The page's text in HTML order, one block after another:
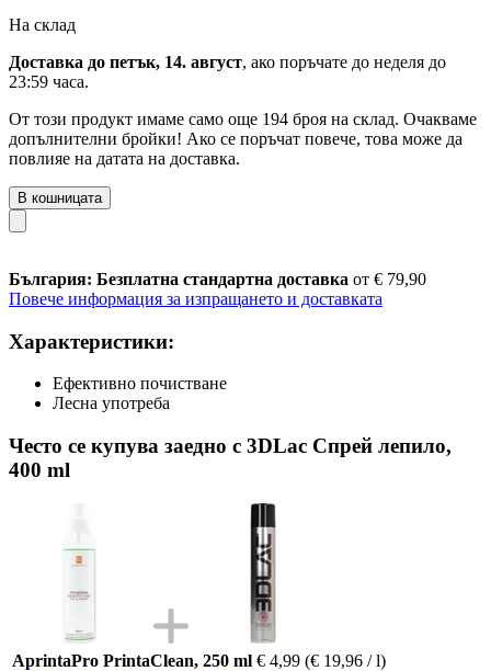
На склад
Доставка до петък, 14. август, ако поръчате до неделя до
23:59 часа.
От този продукт имаме само още 194 броя на склад. Очакваме
допълнителни бройки! Ако се поръчат повече, това може да
повлияе на датата на доставка.
В кошницата
България: Безплатна стандартна доставка от € 79,90
Повече информация за изпращането и доставката
Характеристики:
Ефективно почистване
Лесна употреба
Често се купува заедно с 3DLac Спрей лепило,
400 ml
AprintaPro PrintaClean, 250 ml € 4,99 (€ 19,96 / l)